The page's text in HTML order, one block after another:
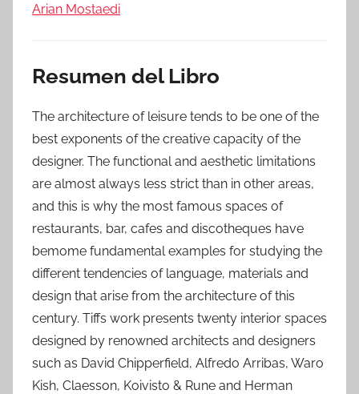
Arian Mostaedi
Resumen del Libro
The architecture of leisure tends to be one of the
best exponents of the creative capacity of the
designer. The functional and aesthetic limitations
are almost always less strict than in other areas,
and this is why the most famous spaces of
restaurants, bar, cafes and discotheques have
bemome fundamental examples for studying the
different tendencies of language, materials and
design that arise from the architecture of this
century. Tiffs work presents twenty interior spaces
designed by renowned architects and designers
such as David Chipperfield, Alfredo Arribas, Waro
Kish, Claesson, Koivisto & Rune and Herman